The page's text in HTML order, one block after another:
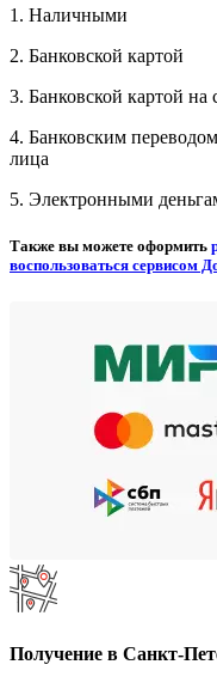
1. Наличными
2. Банковской картой
3. Банковской картой на
4. Банковским
лица
5. Электронными
Также вы можете оформить
воспользоваться сервисом
Получение в Санкт-